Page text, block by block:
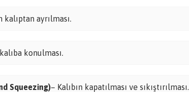
ayrılması.
konulması.
Squeezing)– Kalıbın kapatılması ve sıkıştırılması.